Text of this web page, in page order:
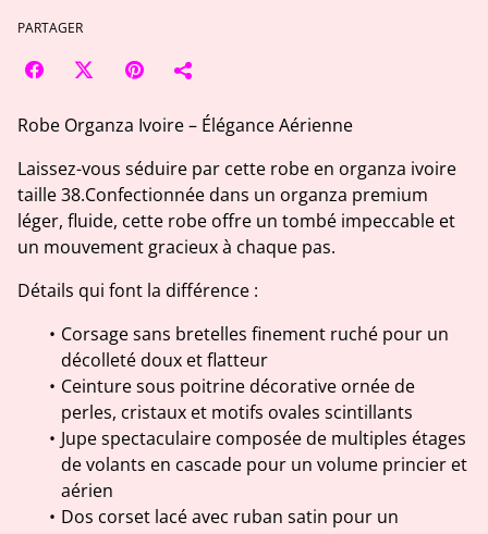
PARTAGER
Robe Organza Ivoire – Élégance Aérienne
Laissez-vous séduire par cette robe en organza ivoire
taille 38.Confectionnée dans un organza premium
léger, fluide, cette robe offre un tombé impeccable et
un mouvement gracieux à chaque pas.
Détails qui font la différence :
Corsage sans bretelles finement ruché pour un
décolleté doux et flatteur
Ceinture sous poitrine décorative ornée de
perles, cristaux et motifs ovales scintillants
Jupe spectaculaire composée de multiples étages
de volants en cascade pour un volume princier et
aérien
Dos corset lacé avec ruban satin pour un